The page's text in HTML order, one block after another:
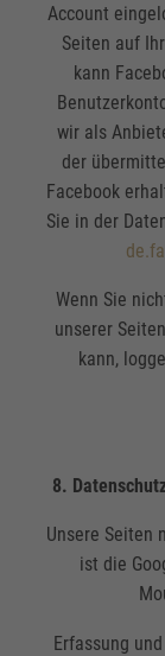
Account
Seiten auf
kann
wir als
der
Facebook
Sie in der
Wenn Sie
unserer
kann,
8.
Unsere Seiten
ist die
Erfassung